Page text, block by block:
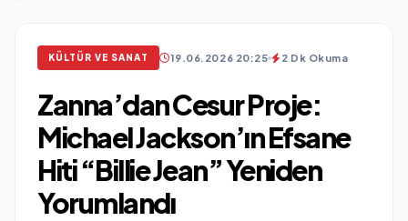
KÜLTÜR VE SANAT 19.06.2026 20:25 2 Dk Okuma
Zanna’dan Cesur Proje:
Michael Jackson’ın Efsane
Hiti “Billie Jean” Yeniden
Yorumlandı